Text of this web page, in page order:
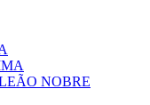
NOBRE